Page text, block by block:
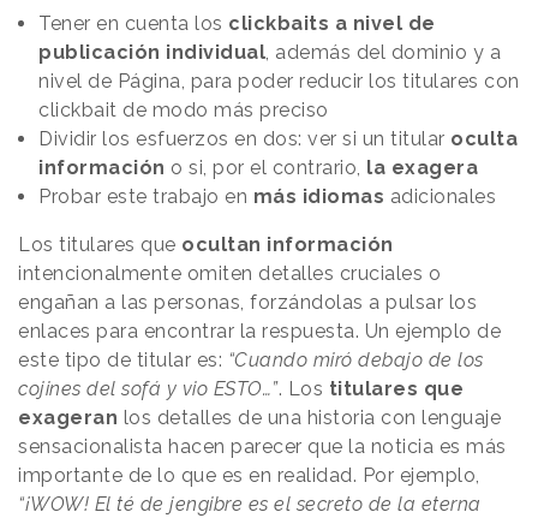
Tener en cuenta los clickbaits a nivel de
publicación individual, además del dominio y a
nivel de Página, para poder reducir los titulares con
clickbait de modo más preciso
Dividir los esfuerzos en dos: ver si un titular oculta
información o si, por el contrario, la exagera
Probar este trabajo en más idiomas adicionales
Los titulares que ocultan información
intencionalmente omiten detalles cruciales o
engañan a las personas, forzándolas a pulsar los
enlaces para encontrar la respuesta. Un ejemplo de
este tipo de titular es: “Cuando miró debajo de los
cojines del sofá y vio ESTO…”. Los titulares que
exageran los detalles de una historia con lenguaje
sensacionalista hacen parecer que la noticia es más
importante de lo que es en realidad. Por ejemplo,
“¡WOW! El té de jengibre es el secreto de la eterna